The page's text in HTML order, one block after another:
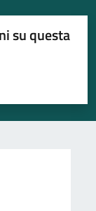
su questa